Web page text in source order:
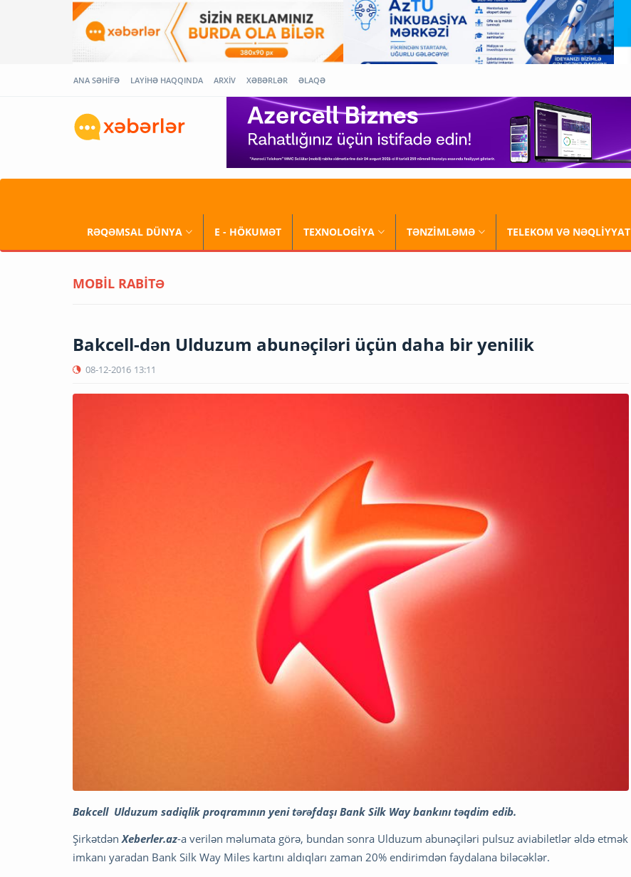
ANA SƏHİFƏ LAYİHƏ HAQQINDA ARXİV XƏBƏRLƏR ƏLAQƏ
RƏQƏMSAL DÜNYA E - HÖKUMƏT TEXNOLOGİYA TƏNZİMLƏMƏ TELEKOM VƏ NƏQLİYYAT
MOBİL RABİTƏ
Bakcell-dən Ulduzum abunəçiləri üçün daha bir yenilik
08-12-2016 13:11
Bakcell Ulduzum sadiqlik proqramının yeni tərəfdaşı Bank Silk Way bankını təqdim edib.
Şirkətdən Xeberler.az-a verilən məlumata görə, bundan sonra Ulduzum abunəçiləri pulsuz aviabiletlər əldə etmək
imkanı yaradan Bank Silk Way Miles kartını aldıqları zaman 20% endirimdən faydalana biləcəklər.